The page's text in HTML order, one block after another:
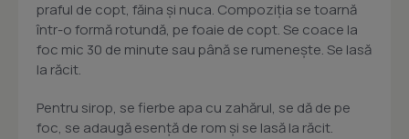
praful de copt, făina şi nuca. Compoziţia se toarnă
într-o formă rotundă, pe foaie de copt. Se coace la
foc mic 30 de minute sau până se rumeneşte. Se lasă
la răcit.
Pentru sirop, se fierbe apa cu zahărul, se dă de pe
foc, se adaugă esenţă de rom şi se lasă la răcit.